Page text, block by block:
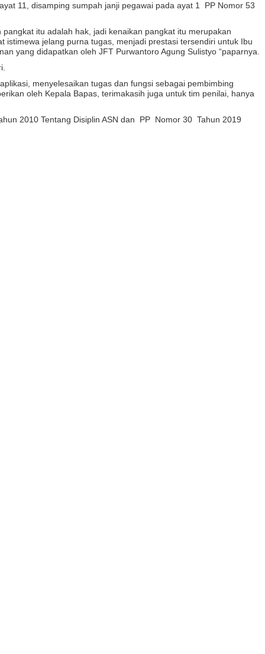
11, disamping sumpah janji pegawai pada ayat 1 PP Nomor 53
itu adalah hak, jadi kenaikan pangkat itu merupakan
istimewa jelang purna tugas, menjadi prestasi tersendiri untuk Ibu
yang didapatkan oleh JFT Purwantoro Agung Sulistyo “paparnya.
menyelesaikan tugas dan fungsi sebagai pembimbing
oleh Kepala Bapas, terimakasih juga untuk tim penilai, hanya
2010 Tentang Disiplin ASN dan PP Nomor 30 Tahun 2019